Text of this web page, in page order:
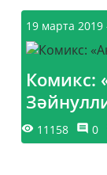
19 марта 2019
Комикс:
11158 0